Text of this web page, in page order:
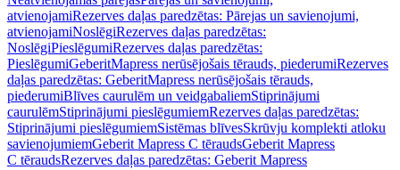
atvienojamiRezerves daļas paredzētas: Pārejas un savienojumi,
atvienojamiNoslēgiRezerves daļas paredzētas:
NoslēgiPieslēgumiRezerves daļas paredzētas:
PieslēgumiGeberitMapress nerūsējošais tērauds, piederumiRezerves
daļas paredzētas: GeberitMapress nerūsējošais tērauds,
piederumiBlīves caurulēm un veidgabaliemStiprinājumi
caurulēmStiprinājumi pieslēgumiemRezerves daļas paredzētas:
Stiprinājumi pieslēgumiemSistēmas blīvesSkrūvju komplekti atloku
savienojumiemGeberit Mapress C tēraudsGeberit Mapress
C tēraudsRezerves daļas paredzētas: Geberit Mapress